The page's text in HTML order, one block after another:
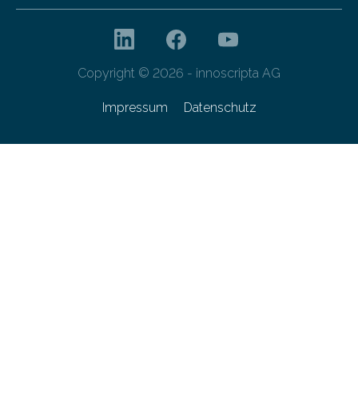
Copyright © 2026 - innoscripta AG
Impressum Datenschutz